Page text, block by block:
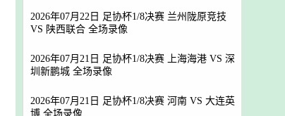
2026年07月22日 足协杯1/8决赛 兰州陇原竞技
VS 陕西联合 全场录像
2026年07月21日 足协杯1/8决赛 上海海港 VS 深
圳新鹏城 全场录像
2026年07月21日 足协杯1/8决赛 河南 VS 大连英